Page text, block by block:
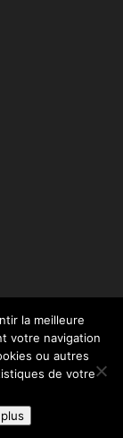
la meilleure
votre navigation
ou autres
de votre